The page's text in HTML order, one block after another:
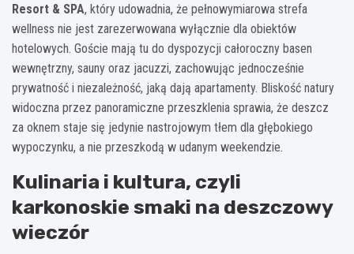
Resort & SPA, który udowadnia, że pełnowymiarowa strefa
wellness nie jest zarezerwowana wyłącznie dla obiektów
hotelowych. Goście mają tu do dyspozycji całoroczny basen
wewnętrzny, sauny oraz jacuzzi, zachowując jednocześnie
prywatność i niezależność, jaką dają apartamenty. Bliskość natury
widoczna przez panoramiczne przeszklenia sprawia, że deszcz
za oknem staje się jedynie nastrojowym tłem dla głębokiego
wypoczynku, a nie przeszkodą w udanym weekendzie.
Kulinaria i kultura, czyli
karkonoskie smaki na deszczowy
wieczór